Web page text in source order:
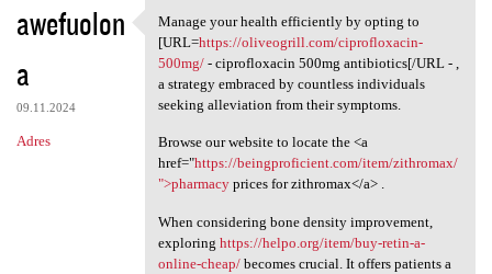
awefuolon
a
09.11.2024
Adres
Manage your health
Manage your health efficiently by opting to
[URL=https://oliveogrill.com/ciprofloxacin-
500mg/- ciprofloxacin 500mg antibiotics[/URL - ,
a strategy embraced by countless individuals
seeking alleviation from their symptoms.
Browse our website to locate the <a
href="https://beingproficient.com/item/zithromax/
">pharmacyprices for zithromax</a> .
When considering bone density improvement,
exploring https://helpo.org/item/buy-retin-a-
online-cheap/becomes crucial. It offers patients a